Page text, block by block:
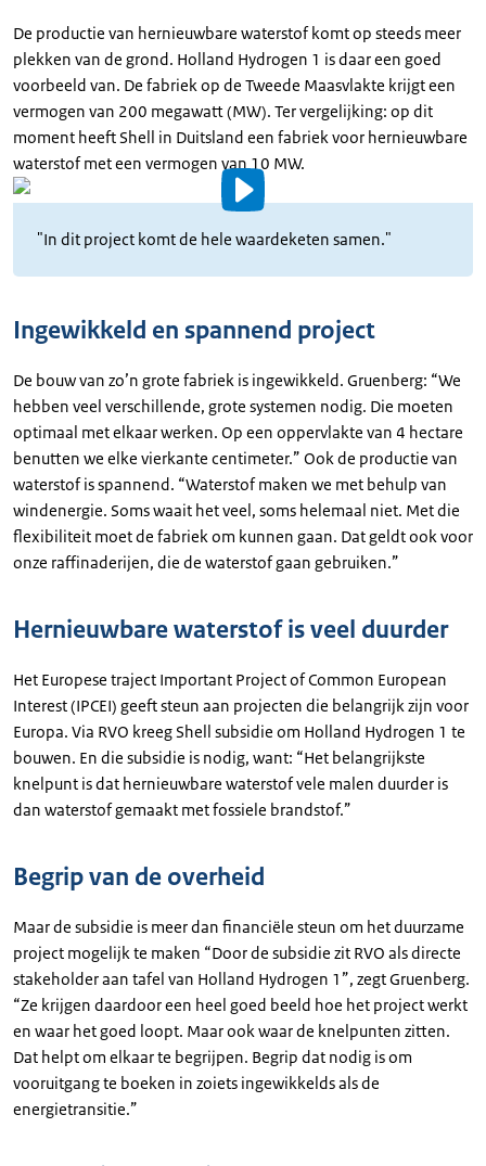
Video
details
tekst
"In dit project komt de hele waardeketen samen."
De productie van hernieuwbare waterstof komt op steeds meer
plekken van de grond. Holland Hydrogen 1 is daar een goed
voorbeeld van. De fabriek op de Tweede Maasvlakte krijgt een
vermogen van 200 megawatt (MW). Ter vergelijking: op dit
moment heeft Shell in Duitsland een fabriek voor hernieuwbare
waterstof met een vermogen van 10 MW.
Ingewikkeld en spannend project
De bouw van zo’n grote fabriek is ingewikkeld. Gruenberg: “We
hebben veel verschillende, grote systemen nodig. Die moeten
optimaal met elkaar werken. Op een oppervlakte van 4 hectare
benutten we elke vierkante centimeter.” Ook de productie van
waterstof is spannend. “Waterstof maken we met behulp van
windenergie. Soms waait het veel, soms helemaal niet. Met die
flexibiliteit moet de fabriek om kunnen gaan. Dat geldt ook voor
onze raffinaderijen, die de waterstof gaan gebruiken.”
Hernieuwbare waterstof is veel duurder
Het Europese traject Important Project of Common European
Interest (IPCEI) geeft steun aan projecten die belangrijk zijn voor
Europa. Via RVO kreeg Shell subsidie om Holland Hydrogen 1 te
bouwen. En die subsidie is nodig, want: “Het belangrijkste
knelpunt is dat hernieuwbare waterstof vele malen duurder is
dan waterstof gemaakt met fossiele brandstof.”
Begrip van de overheid
Maar de subsidie is meer dan financiële steun om het duurzame
project mogelijk te maken “Door de subsidie zit RVO als directe
stakeholder aan tafel van Holland Hydrogen 1”, zegt Gruenberg.
“Ze krijgen daardoor een heel goed beeld hoe het project werkt
en waar het goed loopt. Maar ook waar de knelpunten zitten.
Dat helpt om elkaar te begrijpen. Begrip dat nodig is om
vooruitgang te boeken in zoiets ingewikkelds als de
energietransitie.”